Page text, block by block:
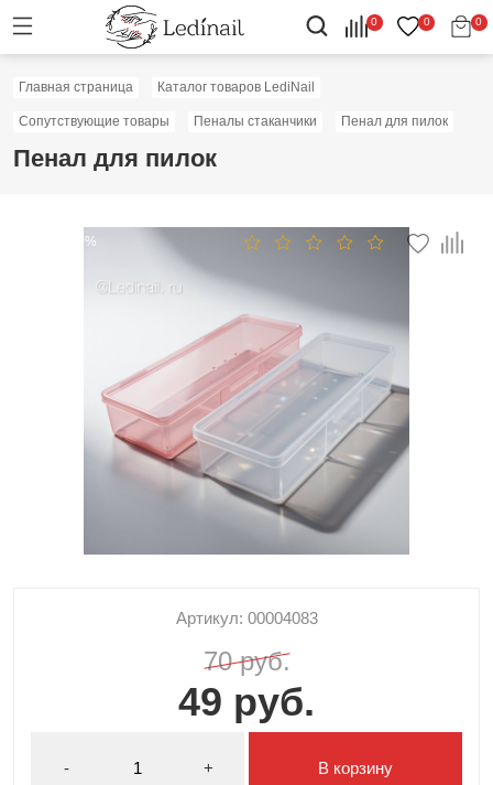
0 0 0
Главная страница Каталог товаров LediNail
Сопутствующие товары Пеналы стаканчики Пенал для пилок
Пенал для пилок
Скидка: 30%
Артикул: 00004083
70 руб.
49 руб.
- + В корзину